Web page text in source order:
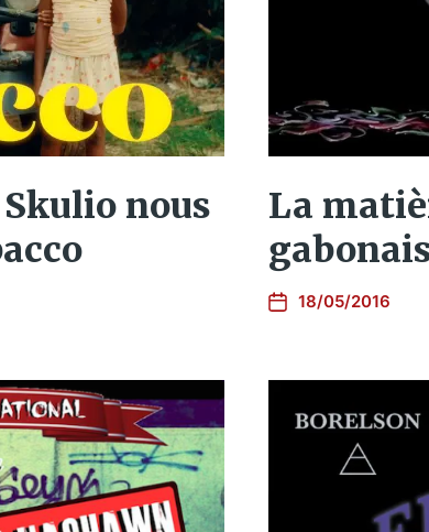
nous
La
18/05/2016